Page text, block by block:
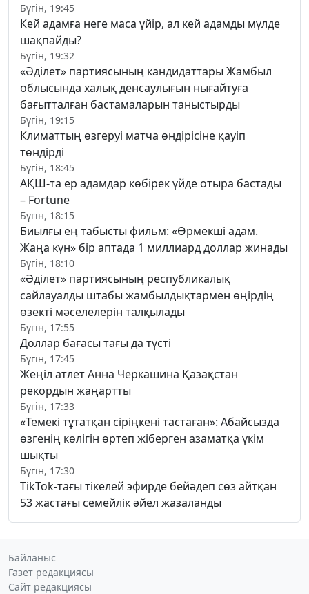
Бүгін, 19:45
Кей адамға неге маса үйір, ал кей адамды мүлде
шақпайды?
Бүгін, 19:32
«Әділет» партиясының кандидаттары Жамбыл
облысында халық денсаулығын нығайтуға
бағытталған бастамаларын таныстырды
Бүгін, 19:15
Климаттың өзгеруі матча өндірісіне қауіп
төндірді
Бүгін, 18:45
АҚШ-та ер адамдар көбірек үйде отыра бастады
– Fortune
Бүгін, 18:15
Биылғы ең табысты фильм: «Өрмекші адам.
Жаңа күн» бір аптада 1 миллиард доллар жинады
Бүгін, 18:10
«Әділет» партиясының республикалық
сайлауалды штабы жамбылдықтармен өңірдің
өзекті мәселелерін талқылады
Бүгін, 17:55
Доллар бағасы тағы да түсті
Бүгін, 17:45
Жеңіл атлет Анна Черкашина Қазақстан
рекордын жаңартты
Бүгін, 17:33
«Темекі тұтатқан сіріңкені тастаған»: Абайсызда
өзгенің көлігін өртеп жіберген азаматқа үкім
шықты
Бүгін, 17:30
TikTok-тағы тікелей эфирде бейәдеп сөз айтқан
53 жастағы семейлік әйел жазаланды
Байланыс
Газет редакциясы
Сайт редакциясы